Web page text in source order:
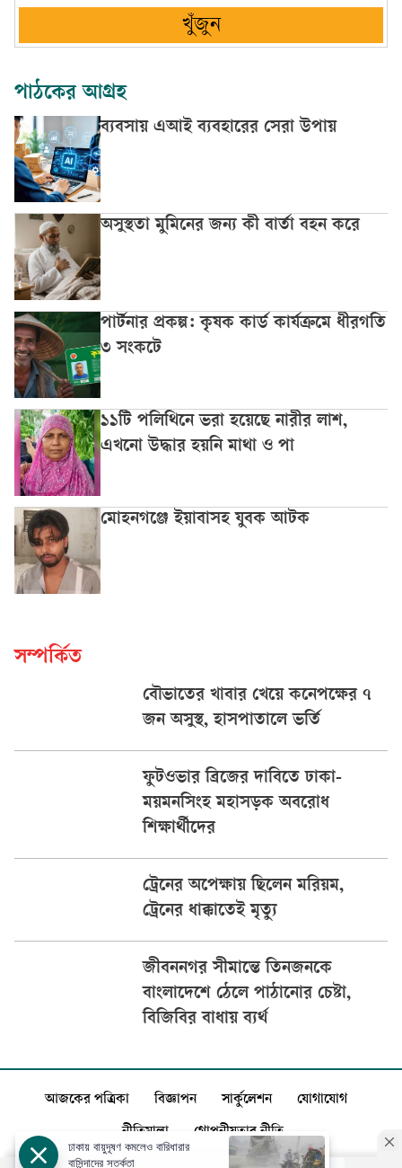
খুঁজুন
পাঠকের আগ্রহ
ব্যবসায় এআই ব্যবহারের সেরা উপায়
অসুস্থতা মুমিনের জন্য কী বার্তা বহন করে
পার্টনার প্রকল্প: কৃষক কার্ড কার্যক্রমে ধীরগতি
৩ সংকটে
১১টি পলিথিনে ভরা হয়েছে নারীর লাশ,
এখনো উদ্ধার হয়নি মাথা ও পা
মোহনগঞ্জে ইয়াবাসহ যুবক আটক
সম্পর্কিত
বৌভাতের খাবার খেয়ে কনেপক্ষের ৭
জন অসুস্থ, হাসপাতালে ভর্তি
ফুটওভার ব্রিজের দাবিতে ঢাকা-
ময়মনসিংহ মহাসড়ক অবরোধ
শিক্ষার্থীদের
ট্রেনের অপেক্ষায় ছিলেন মরিয়ম,
ট্রেনের ধাক্কাতেই মৃত্যু
জীবননগর সীমান্তে তিনজনকে
বাংলাদেশে ঠেলে পাঠানোর চেষ্টা,
বিজিবির বাধায় ব্যর্থ
আজকের পত্রিকা বিজ্ঞাপন সার্কুলেশন যোগাযোগ
নীতিমালা গোপনীয়তার নীতি
ঢাকায় বায়ুদূষণ কমলেও বারিধারার
বাসিন্দাদের সতর্কতা